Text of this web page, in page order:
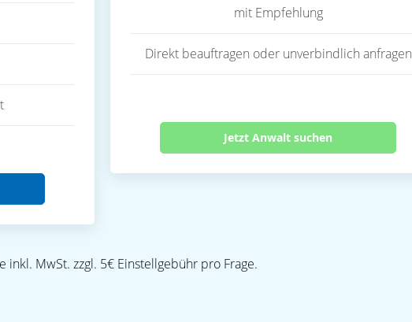
mit Empfehlung
Direkt beauftragen oder unverbindlich anfragen
Jetzt Anwalt suchen
inkl. MwSt. zzgl. 5€ Einstellgebühr pro Frage.